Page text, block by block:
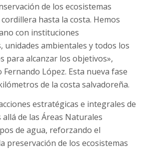
de los ecosistemas
hasta la costa. Hemos
con instituciones
unidades ambientales y todos los
para alcanzar los objetivos»,
López. Esta nueva fase
de la costa salvadoreña.
estratégicas e integrales de
de las Áreas Naturales
de agua, reforzando el
preservación de los ecosistemas